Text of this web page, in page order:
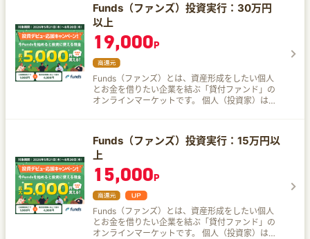
Funds（ファンズ）投資実行：30万円
以上
19,000P
Funds（ファンズ）とは、資産形成をしたい個人
とお金を借りたい企業を結ぶ「貸付ファンド」の
オンラインマーケットです。 個人（投資家）は貸
用することができます。 Fundsに参加する企業
（以下、参加企業）はFundsを運営するファンズ
株式会社の審査を通過した企業のみで構成されて
おり、ファンドの予定利回りは約1.0%〜3.0%*2
と、コツコツと資産を形成することが期待できま
す。 また、一度投資を行えば、基本的にはファン
ドの満期が訪れるまで待つだけで良いので、「忙
しいので相場に振り回されたくない！」といった
ニーズにも応えられます。 既に資産運用を行って
いる方には「ポートフォリオにおける守り用資
Funds（ファンズ）投資実行：15万円以
上
15,000P
Funds（ファンズ）とは、資産形成をしたい個人
とお金を借りたい企業を結ぶ「貸付ファンド」の
オンラインマーケットです。 個人（投資家）は貸